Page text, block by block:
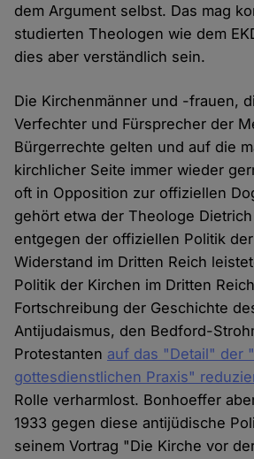
dem Argument selbst. Das mag
studierten Theologen wie dem
dies aber verständlich sein.
Die Kirchenmänner und -frauen,
Verfechter und Fürsprecher der
Bürgerrechte gelten und auf die
kirchlicher Seite immer wieder
oft in Opposition zur offiziellen
gehört etwa der Theologe
entgegen der offiziellen Politik
Widerstand im Dritten Reich
Politik der Kirchen im Dritten
Fortschreibung der Geschichte
Antijudaismus, den Bedford-
Protestanten auf das "Detail" der
gottesdienstlichen Praxis"
Rolle verharmlost. Bonhoeffer
1933 gegen diese antijüdische
seinem Vortrag "Die Kirche vor